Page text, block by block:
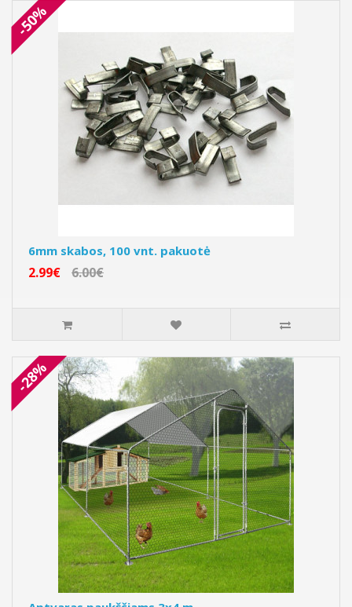
-50%
6mm skabos, 100 vnt. pakuotė
2.99€ 6.00€
-28%